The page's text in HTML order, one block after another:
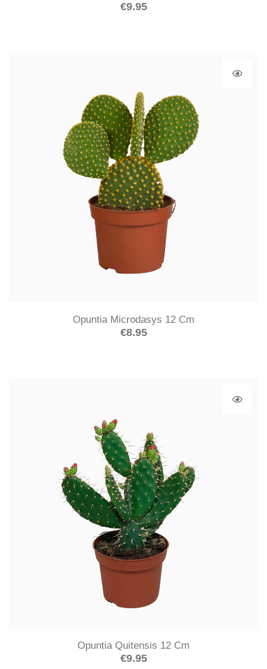
€9.95
Opuntia Microdasys 12 Cm
€8.95
Opuntia Quitensis 12 Cm
€9.95